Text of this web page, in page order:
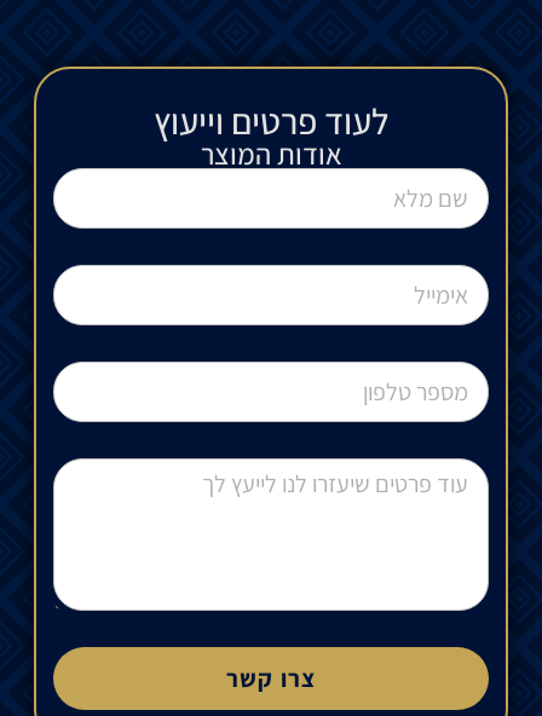
לעוד פרטים וייעוץ​
אודות המוצר
צרו קשר